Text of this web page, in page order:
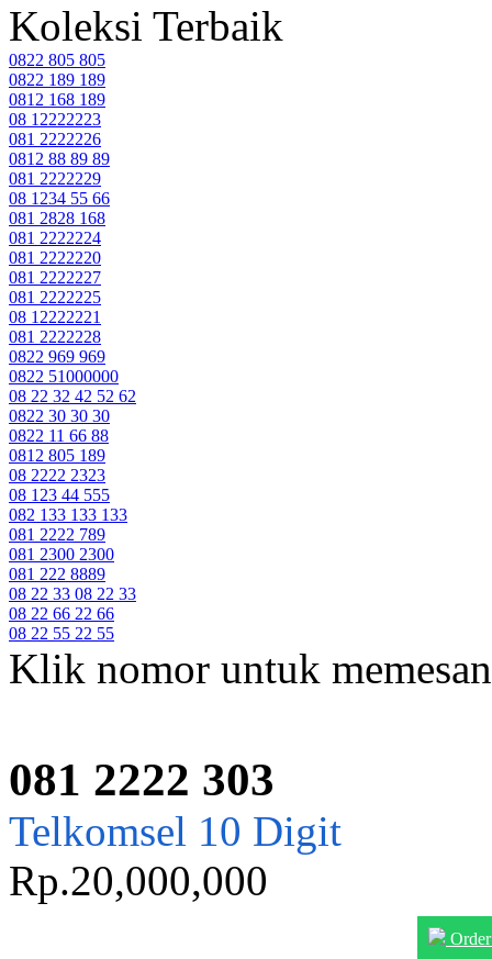
Koleksi Terbaik
0822 805 805
0822 189 189
0812 168 189
08 12222223
081 2222226
0812 88 89 89
081 2222229
08 1234 55 66
081 2828 168
081 2222224
081 2222220
081 2222227
081 2222225
08 12222221
081 2222228
0822 969 969
0822 51000000
08 22 32 42 52 62
0822 30 30 30
0822 11 66 88
0812 805 189
08 2222 2323
08 123 44 555
082 133 133 133
081 2222 789
081 2300 2300
081 222 8889
08 22 33 08 22 33
08 22 66 22 66
08 22 55 22 55
Klik nomor untuk memesan
081 2222 303
Telkomsel 10 Digit
Rp.20,000,000